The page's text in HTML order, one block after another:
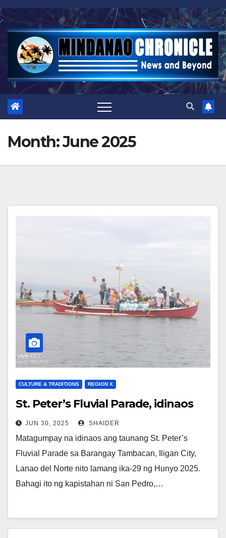
Skip
to
content
Month:June 2025
CULTURE & TRADITIONS REGION X
St. Peter’s Fluvial Parade, idinaos
JUN 30, 2025 SHAIDER
Matagumpay na idinaos ang taunang St. Peter’s
Fluvial Parade sa Barangay Tambacan, Iligan City,
Lanao del Norte nito lamang ika-29 ng Hunyo 2025.
Bahagi ito ng kapistahan ni San Pedro,…